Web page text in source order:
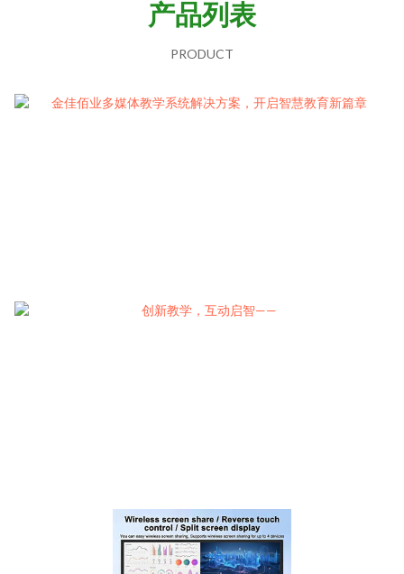
产品列表
PRODUCT